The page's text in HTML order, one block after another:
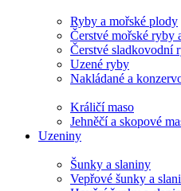
Ryby a mořské plody
Čerstvé mořské ryby
Čerstvé sladkovodní
Uzené ryby
Nakládané a
Králičí maso
Jehněčí a skopové
Uzeniny
Šunky a slaniny
Vepřové šunky a